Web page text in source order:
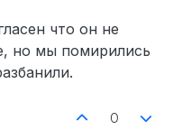
что он не
но мы помирились
0